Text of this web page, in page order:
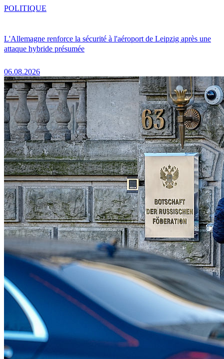
L'Allemagne renforce la sécurité à l'aéroport de Leipzig après une
attaque hybride présumée
06.08.2026
POLITIQUE